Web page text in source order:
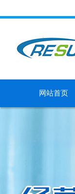
网站首页